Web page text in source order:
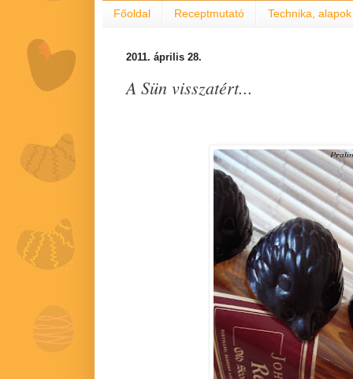
Főoldal Receptmutató Technika, alapok
2011. április 28.
A Sün visszatért...